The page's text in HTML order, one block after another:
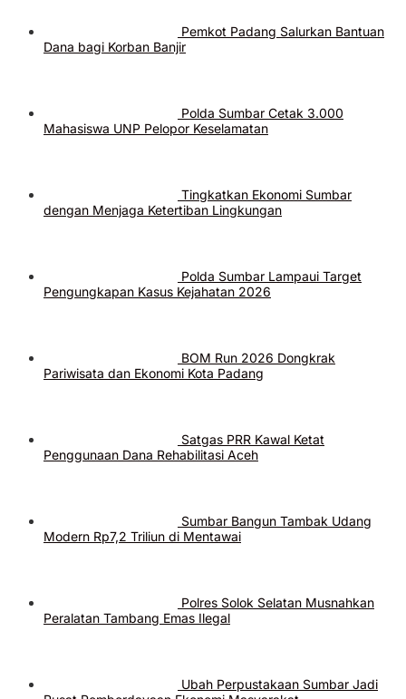
Pemkot Padang Salurkan Bantuan
Dana bagi Korban Banjir
Polda Sumbar Cetak 3.000
Mahasiswa UNP Pelopor Keselamatan
Tingkatkan Ekonomi Sumbar
dengan Menjaga Ketertiban Lingkungan
Polda Sumbar Lampaui Target
Pengungkapan Kasus Kejahatan 2026
BOM Run 2026 Dongkrak
Pariwisata dan Ekonomi Kota Padang
Satgas PRR Kawal Ketat
Penggunaan Dana Rehabilitasi Aceh
Sumbar Bangun Tambak Udang
Modern Rp7,2 Triliun di Mentawai
Polres Solok Selatan Musnahkan
Peralatan Tambang Emas Ilegal
Ubah Perpustakaan Sumbar Jadi